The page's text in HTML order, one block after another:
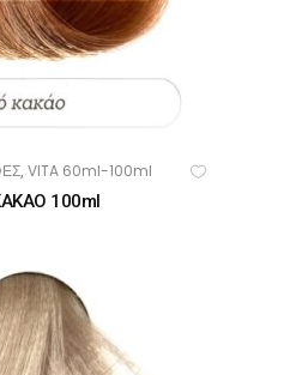
ΚΑΛΆΘΙ
, VITA 60ml-100ml
100ml